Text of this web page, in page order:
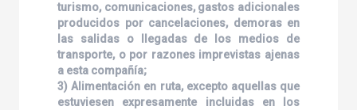
turismo, comunicaciones, gastos adicionales
producidos por cancelaciones, demoras en
las salidas o llegadas de los medios de
transporte, o por razones imprevistas ajenas
a esta compañía;
3) Alimentación en ruta, excepto aquellas que
estuviesen expresamente incluidas en los